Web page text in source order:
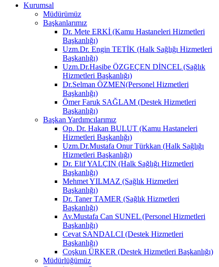
Kurumsal
Müdürümüz
Başkanlarımız
Dr. Mete ERKİ (Kamu Hastaneleri Hizmetleri
Başkanlığı)
Uzm.Dr. Engin TETİK (Halk Sağlığı Hizmetleri
Başkanlığı)
Uzm.Dr.Hasibe ÖZGEÇEN DİNCEL (Sağlık
Hizmetleri Başkanlığı)
Dr.Selman ÖZMEN(Personel Hizmetleri
Başkanlığı)
Ömer Faruk SAĞLAM (Destek Hizmetleri
Başkanlığı)
Başkan Yardımcılarımız
Op. Dr. Hakan BULUT (Kamu Hastaneleri
Hizmetleri Başkanlığı)
Uzm.Dr.Mustafa Onur Türkkan (Halk Sağlığı
Hizmetleri Başkanlığı)
Dr. Elif YALÇIN (Halk Sağlığı Hizmetleri
Başkanlığı)
Mehmet YILMAZ (Sağlık Hizmetleri
Başkanlığı)
Dr. Taner TAMER (Sağlık Hizmetleri
Başkanlığı)
Av.Mustafa Can SUNEL (Personel Hizmetleri
Başkanlığı)
Cevat SANDALCI (Destek Hizmetleri
Başkanlığı)
Coşkun ÜRKER (Destek Hizmetleri Başkanlığı)
Müdürlüğümüz